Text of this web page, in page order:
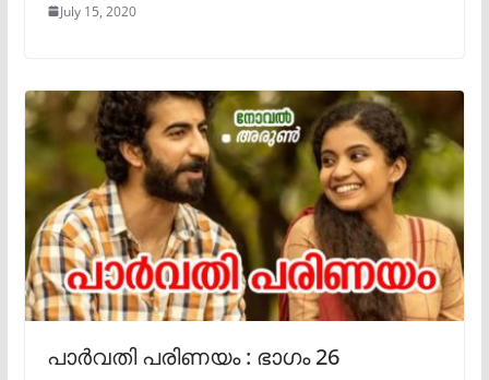
July 15, 2020
പാർവതി പരിണയം : ഭാഗം 26